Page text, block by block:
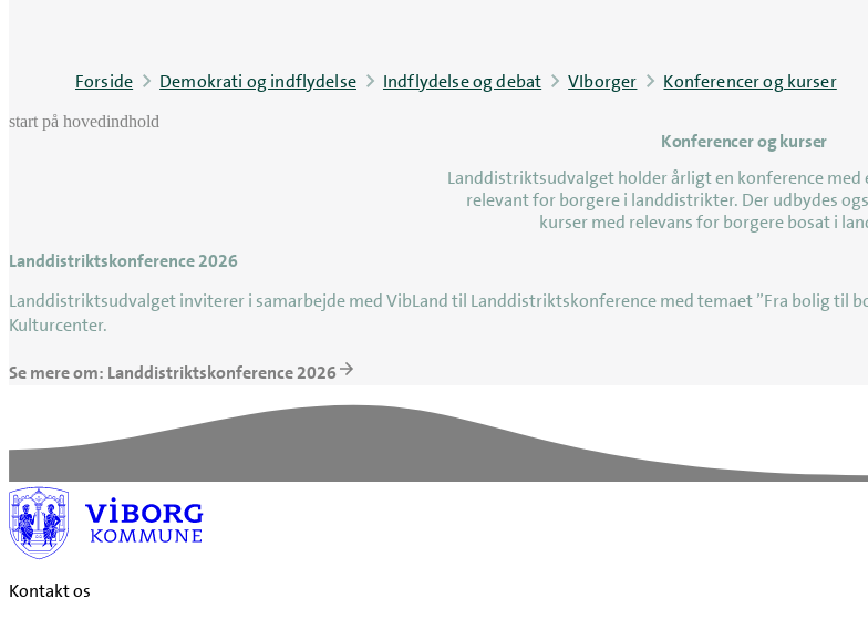
Forside Demokrati og indflydelse Indflydelse og debat VIborger Konferencer og kurser
start på hovedindhold
Konferencer og kurser
Landdistriktsudvalget holder årligt en konference
relevant for borgere i landdistrikter. Der udbydes
kurser med relevans for borgere bosat i
senest opdateret
Landdistriktskonference 2026
Landdistriktsudvalget inviterer i samarbejde med VibLand til Landdistriktskonference med temaet ”Fra bolig til
Kulturcenter.
Se mere om: Landdistriktskonference 2026
Kontakt os